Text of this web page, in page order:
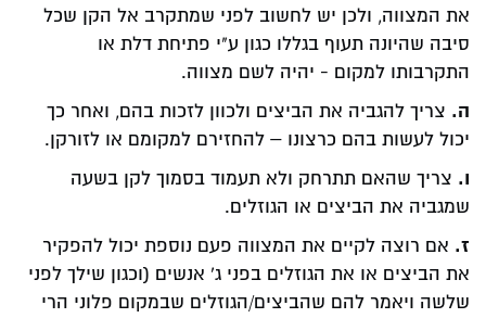
את המצווה, ולכן יש לחשוב לפני שמתקרב אל הקן שכל
סיבה שהיונה תעוף בגללו כגון ע"י פתיחת דלת או
התקרבותו למקום - יהיה לשם מצווה.
ה. צריך להגביה את הביצים ולכוון לזכות בהם, ואחר כך
יכול לעשות בהם כרצונו – להחזירם למקומם או לזורקן.
ו. צריך שהאם תתרחק ולא תעמוד בסמוך לקן בשעה
שמגביה את הביצים או הגוזלים.
ז. אם רוצה לקיים את המצווה פעם נוספת יכול להפקיר
את הביצים או את הגוזלים בפני ג' אנשים (וכגון שילך לפני
שלשה ויאמר להם שהביצים/הגוזלים שבמקום פלוני הרי